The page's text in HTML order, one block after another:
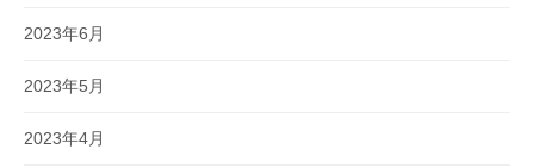
2023年6月
2023年5月
2023年4月